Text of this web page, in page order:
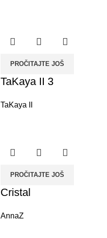
PROČITAJTE JOŠ
TaKaya II 3
TaKaya II
PROČITAJTE JOŠ
Cristal
AnnaZ